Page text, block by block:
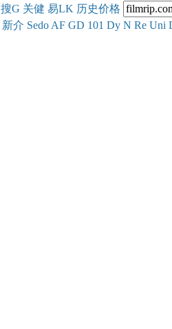
搜G 关健 易LK 历史价格
新介 Sedo AF GD 101 Dy N Re Uni